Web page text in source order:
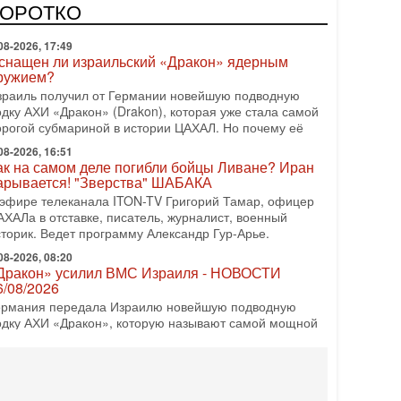
раскладом сил, если арабский список
2026, 17:49
ли израильский «Дракон» ядерным
получил от Германии новейшую подводную
АХИ «Дракон» (Drakon), которая уже стала самой
субмариной в истории ЦАХАЛ. Но почему её
2026, 16:51
на самом деле погибли бойцы Ливане? Иран
"Зверства" ШАБАКА
телеканала ITON-TV Григорий Тамар, офицер
в отставке, писатель, журналист, военный
Ведет программу Александр Гур-Арье.
2026, 08:20
усилил ВМС Израиля - НОВОСТИ
08/2026
передала Израилю новейшую подводную
АХИ «Дракон», которую называют самой мощной
на Ближнем Востоке. Передача прошла на